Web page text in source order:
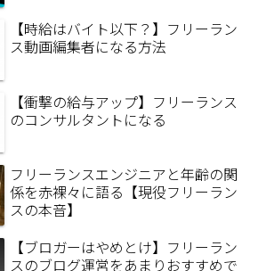
【時給はバイト以下？】フリーラン
ス動画編集者になる方法
【衝撃の給与アップ】フリーランス
のコンサルタントになる
フリーランスエンジニアと年齢の関
係を赤裸々に語る【現役フリーラン
スの本音】
【ブロガーはやめとけ】フリーラン
スのブログ運営をあまりおすすめで